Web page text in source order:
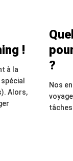
!
à la
Alors,
?
Nos